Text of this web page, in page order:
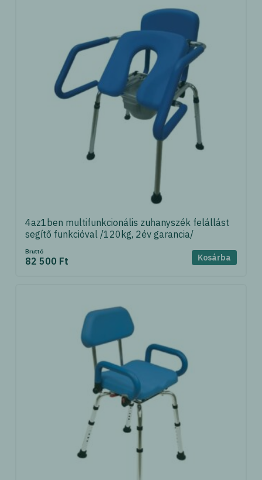
4az1ben multifunkcionális zuhanyszék felállást
segítő funkcióval /120kg, 2év garancia/
Bruttó
82 500 Ft Kosárba